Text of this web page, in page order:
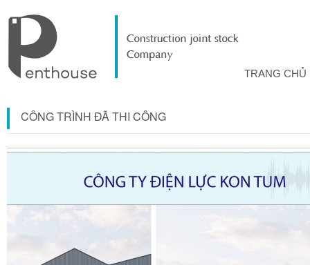
TRANG CHỦ
CÔNG TRÌNH ĐÃ THI CÔNG